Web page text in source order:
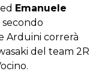
ed Emanuele
Arduini correrà
del team 2R